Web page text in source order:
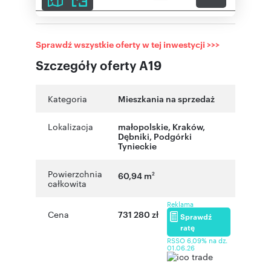
Szczegóły oferty A19
Sprawdź wszystkie oferty w tej inwestycji >>>
Kategoria Mieszkania na sprzedaż
Lokalizacja małopolskie, Kraków,
Dębniki, Podgórki
Tynieckie
Powierzchnia
całkowita
60,94 m2
Cena 731 280 zł
Reklama
Sprawdź
ratę
RSSO 6,09% na dz.
01.06.26